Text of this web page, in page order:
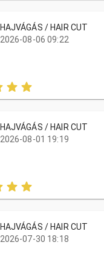
HAJVÁGÁS / HAIR CUT
2026-08-06 09:22
HAJVÁGÁS / HAIR CUT
2026-08-01 19:19
HAJVÁGÁS / HAIR CUT
2026-07-30 18:18